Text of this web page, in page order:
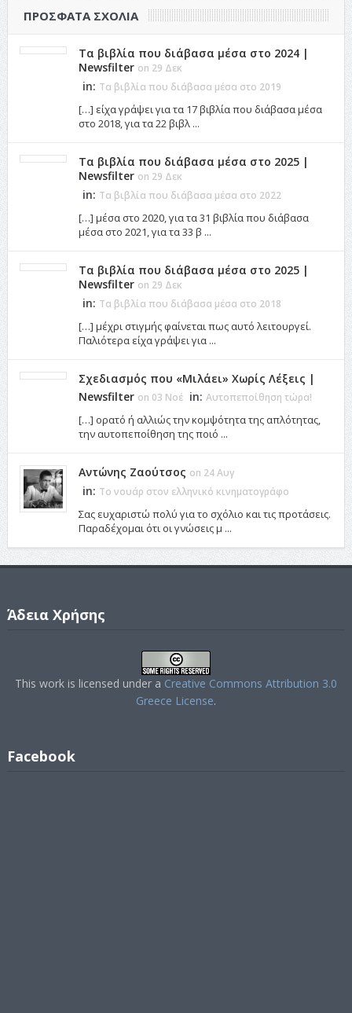
ΠΡΌΣΦΑΤΑ ΣΧΌΛΙΑ
Τα βιβλία που διάβασα μέσα στο 2024 |
Newsfilter on 29 Δεκ
in: Τα βιβλία που διάβασα μέσα στο 2019
[…] είχα γράψει για τα 17 βιβλία που διάβασα μέσα
στο 2018, για τα 22 βιβλ ...
Τα βιβλία που διάβασα μέσα στο 2025 |
Newsfilter on 29 Δεκ
in: Τα βιβλία που διάβασα μέσα στο 2022
[…] μέσα στο 2020, για τα 31 βιβλία που διάβασα
μέσα στο 2021, για τα 33 β ...
Τα βιβλία που διάβασα μέσα στο 2025 |
Newsfilter on 29 Δεκ
in: Τα βιβλία που διάβασα μέσα στο 2018
[…] μέχρι στιγμής φαίνεται πως αυτό λειτουργεί.
Παλιότερα είχα γράψει για ...
Σχεδιασμός που «Μιλάει» Χωρίς Λέξεις |
Newsfilter on 03 Νοέ in: Αυτοπεποίθηση τώρα!
[…] ορατό ή αλλιώς την κομψότητα της απλότητας,
την αυτοπεποίθηση της ποιό ...
Αντώνης Ζαούτσος on 24 Αυγ
in: Το νουάρ στον ελληνικό κινηματογράφο
Σας ευχαριστώ πολύ για το σχόλιο και τις προτάσεις.
Παραδέχομαι ότι οι γνώσεις μ ...
Άδεια Χρήσης
This work is licensed under a Creative Commons Attribution 3.0
Greece License.
Facebook